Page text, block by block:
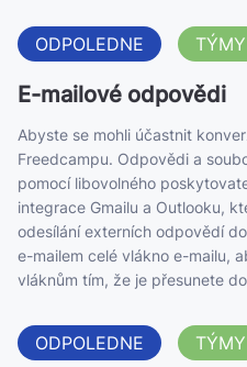
ODPOLEDNE TÝMY
E-mailové odpovědi
Abyste se mohli účastnit
Freedcampu. Odpovědi a
pomocí libovolného
integrace Gmailu a Outlooku,
odesílání externích odpovědí
e-mailem celé vlákno e-mailu,
vláknům tím, že je přesunete
ODPOLEDNE TÝMY